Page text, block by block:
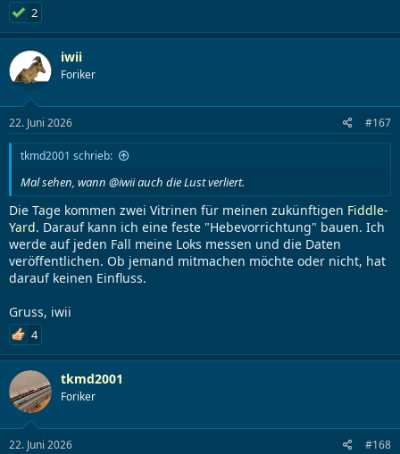
2
iwii
Foriker
22. Juni 2026 #167
tkmd2001 schrieb:
Mal sehen, wann @iwii auch die Lust verliert.
Die Tage kommen zwei Vitrinen für meinen zukünftigen Fiddle-
Yard. Darauf kann ich eine feste "Hebevorrichtung" bauen. Ich
werde auf jeden Fall meine Loks messen und die Daten
veröffentlichen. Ob jemand mitmachen möchte oder nicht, hat
darauf keinen Einfluss.
Gruss, iwii
4
tkmd2001
Foriker
22. Juni 2026 #168